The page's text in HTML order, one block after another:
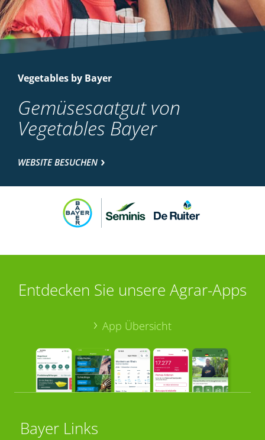
Vegetables by Bayer
Gemüsesaatgut von
Vegetables Bayer
WEBSITE BESUCHEN
Entdecken Sie unsere Agrar-Apps
App Übersicht
Bayer Links